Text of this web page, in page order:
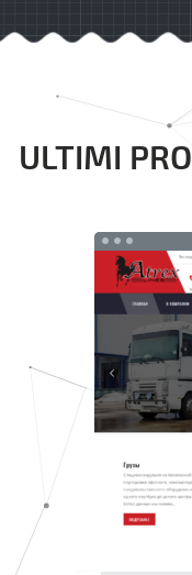
ULTIMI